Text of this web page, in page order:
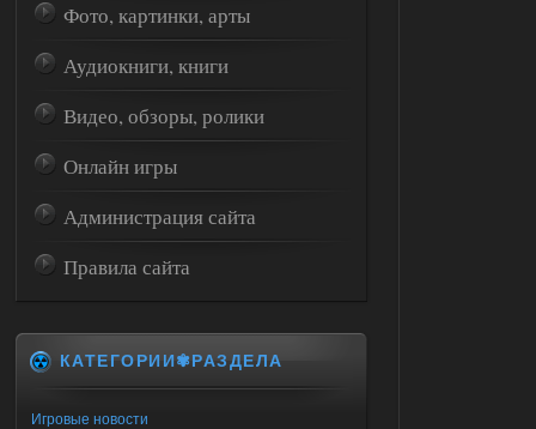
Фото, картинки, арты
Аудиокниги, книги
Видео, обзоры, ролики
Онлайн игры
Администрация сайта
Правила сайта
КАТЕГОРИИ✾РАЗДЕЛА
Игровые новости